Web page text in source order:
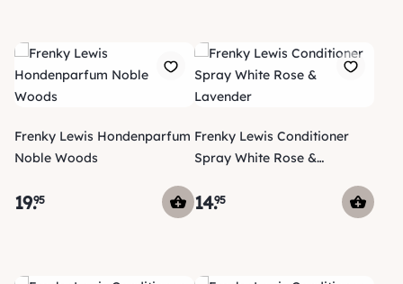
Frenky Lewis Hondenparfum
Noble Woods
19.95
Frenky Lewis Conditioner
Spray White Rose &
14.95